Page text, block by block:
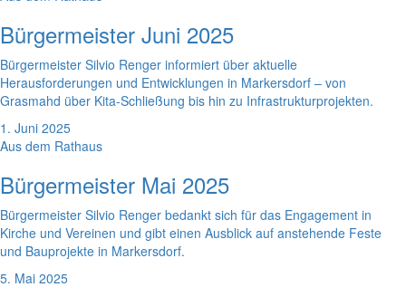
Bürgermeister Juni 2025
Bürgermeister Silvio Renger informiert über aktuelle
Herausforderungen und Entwicklungen in Markersdorf – von
Grasmahd über Kita-Schließung bis hin zu Infrastrukturprojekten.
1. Juni 2025
Aus dem Rathaus
Bürgermeister Mai 2025
Bürgermeister Silvio Renger bedankt sich für das Engagement in
Kirche und Vereinen und gibt einen Ausblick auf anstehende Feste
und Bauprojekte in Markersdorf.
5. Mai 2025